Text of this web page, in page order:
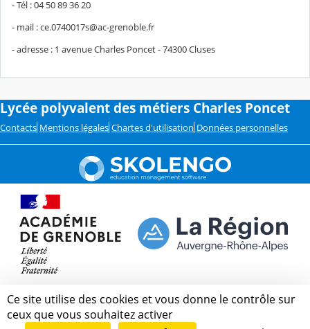
- Tél : 04 50 89 36 20
- mail : ce.0740017s@ac-grenoble.fr
- adresse : 1 avenue Charles Poncet - 74300 Cluses
Lycée polyvalent des métiers Charles Poncet
Contacts Mentions légales Chartes d'utilisation Données personnelles
Ce site utilise des cookies et vous donne le contrôle sur
ceux que vous souhaitez activer